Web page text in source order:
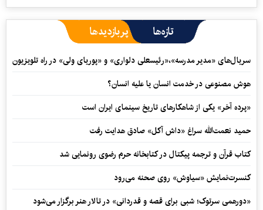
تازه‌ها پربازدیدها
سریال‌های «مدیر مدرسه»،«رئیسعلی دلواری» و «پوریای ولی» در راه تلویزیون
هوش مصنوعی در خدمت انسان یا علیه انسان؟
«پرده آخر» یکی از شاهکارهای تاریخ سینمای ایران است
حمید نعمت‌‏الله سراغ «داش آکل» صادق هدایت رفت
کتاب قرآن و ترجمه پیکتال در کتابخانه حرم رضوی رونمایی شد
کنسرت‌نمایش «سیاوش» روی صحنه می‌رود
«دورهمی سرتوک؛ شبی برای قصه و قدردانی» در تالار هنر برگزار می‌شود